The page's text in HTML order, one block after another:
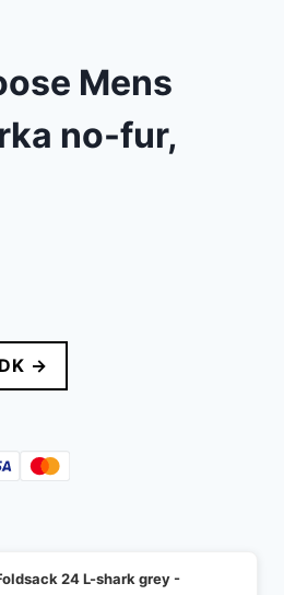
Mens
no-fur,
→
24 L-shark grey -